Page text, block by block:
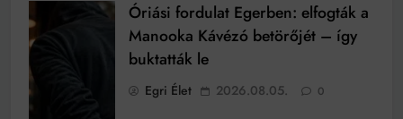
Óriási fordulat Egerben: elfogták a
Manooka Kávézó betörőjét – így
buktatták le
Egri Élet 2026.08.05. 0